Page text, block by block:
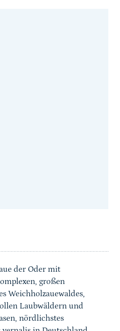
der Oder mit
großen
Weichholzauewaldes,
Laubwäldern und
nördlichstes